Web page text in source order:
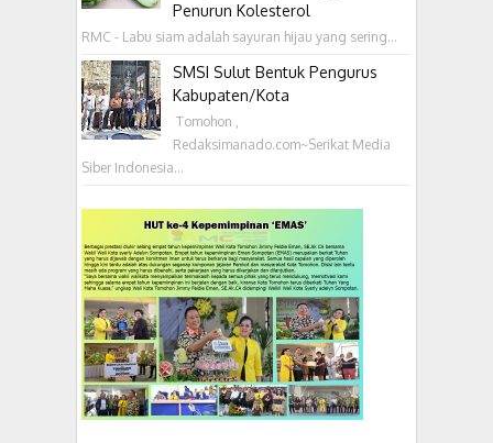
Penurun Kolesterol
RMC - Labu siam adalah sayuran hijau yang sering...
SMSI Sulut Bentuk Pengurus
Kabupaten/Kota
‎ Tomohon ,
Redaksimanado.com~Serikat Media
Siber Indonesia...